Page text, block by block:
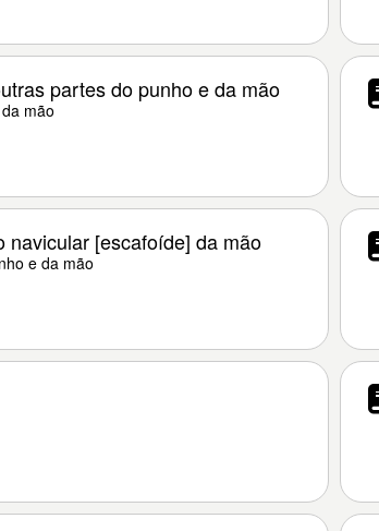
partes do punho e da mão
mão
navicular [escafoíde] da mão
e da mão